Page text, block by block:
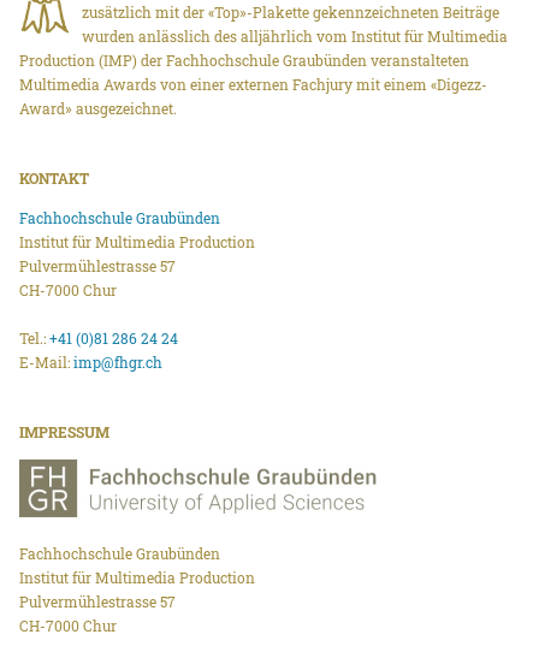
zusätzlich mit der «Top»-Plakette gekennzeichneten Beiträge
wurden anlässlich des alljährlich vom Institut für Multimedia
Production (IMP) der Fachhochschule Graubünden veranstalteten
Multimedia Awards von einer externen Fachjury mit einem «Digezz-
Award» ausgezeichnet.
KONTAKT
Fachhochschule Graubünden
Institut für Multimedia Production
Pulvermühlestrasse 57
CH-7000 Chur
Tel.:+41 (0)81 286 24 24
E-Mail:imp@fhgr.ch
IMPRESSUM
Fachhochschule Graubünden
Institut für Multimedia Production
Pulvermühlestrasse 57
CH-7000 Chur